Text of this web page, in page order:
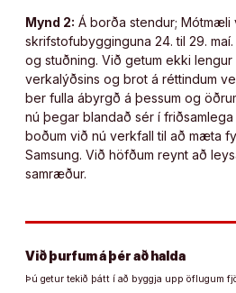
Mynd 2: Á borða stendur; Mótmæli
skrifstofubygginguna 24. til 29.
og stuðning. Við getum ekki
verkalýðsins og brot á réttindum
ber fulla ábyrgð á þessum og
nú þegar blandað sér í
boðum við nú verkfall til að mæta
Samsung. Við höfðum reynt að
samræður.
Við þurfum á þér að halda
Þú getur tekið þátt í að byggja upp öflugum